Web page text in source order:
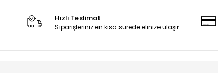
Hızlı Teslimat
Siparişleriniz en kısa sürede elinize ulaşır.